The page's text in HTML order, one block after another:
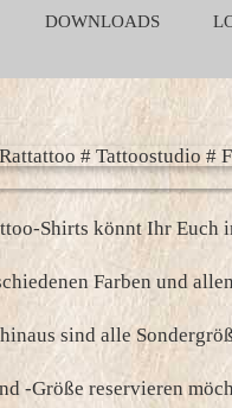
DOWNLOADS
Shirts könnt Ihr Euch
Farben und
sind alle
-Größe reservieren